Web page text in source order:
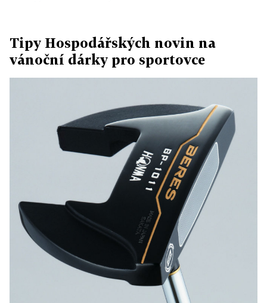
Tipy Hospodářských novin na
vánoční dárky pro sportovce